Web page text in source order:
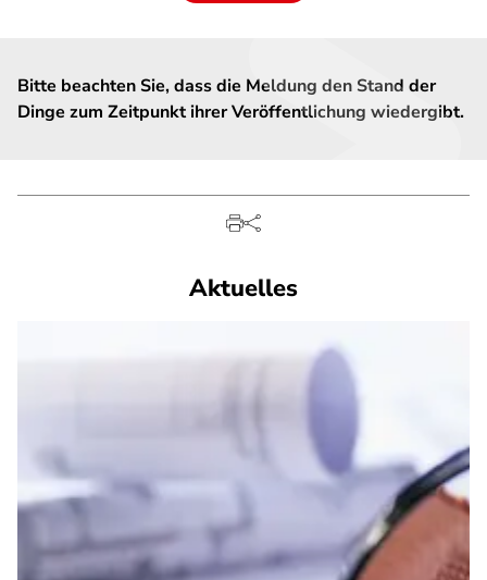
Bitte beachten Sie, dass die Meldung den Stand der
Dinge zum Zeitpunkt ihrer Veröffentlichung wiedergibt.
Aktuelles